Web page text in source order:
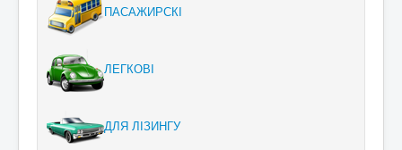
ПАСАЖИРСКІ
ЛЕГКОВІ
ДЛЯ ЛІЗИНГУ